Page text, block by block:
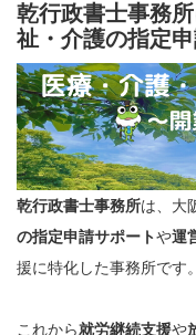
乾行政書士事務
祉・介護の指定
乾行政書士事務所は、大
の指定申請サポートや運
援に特化した事務所です。
これから就労継続支援や